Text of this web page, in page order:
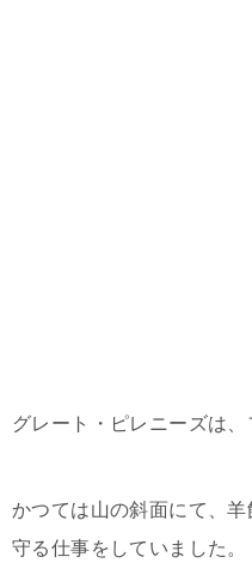
グレート・ピレニーズは
かつては山の斜面にて、
守る仕事をしていました。